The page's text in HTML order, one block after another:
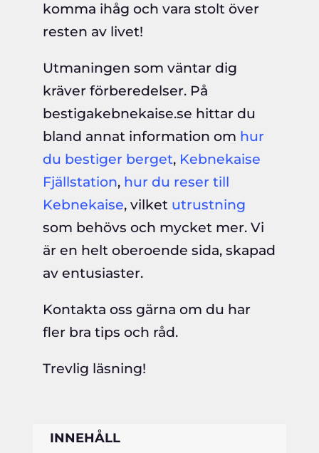
komma ihåg och vara stolt över
resten av livet!
Utmaningen som väntar dig
kräver förberedelser. På
bestigakebnekaise.se hittar du
bland annat information om hur
du bestiger berget, Kebnekaise
Fjällstation, hur du reser till
Kebnekaise, vilket utrustning
som behövs och mycket mer. Vi
är en helt oberoende sida, skapad
av entusiaster.
Kontakta oss gärna om du har
fler bra tips och råd.
Trevlig läsning!
INNEHÅLL